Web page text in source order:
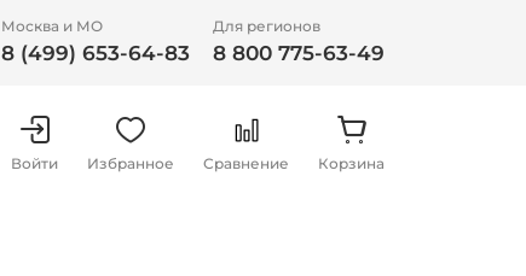
Москва и МО
8 (499) 653-64-83
Для регионов
8 800 775-63-49
Войти Избранное Сравнение Корзина